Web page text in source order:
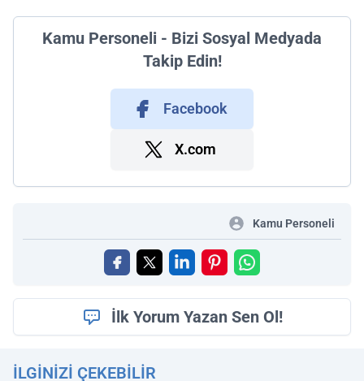
Kamu Personeli - Bizi Sosyal Medyada
Takip Edin!
Facebook
X.com
Kamu Personeli
İlk Yorum Yazan Sen Ol!
İLGINIZI ÇEKEBILIR